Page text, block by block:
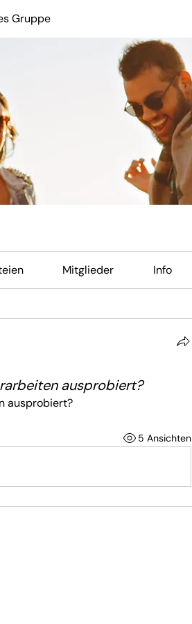
Gruppe
Mitglieder Info
ausprobiert?
ausprobiert?
5 Ansichten